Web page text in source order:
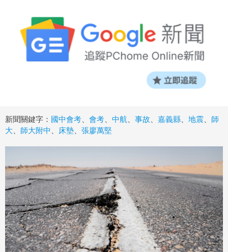
新聞關鍵字： 國中會考 會考 中航 事故 嘉義縣 地震
師
大
師大附中 床墊 張廖萬堅